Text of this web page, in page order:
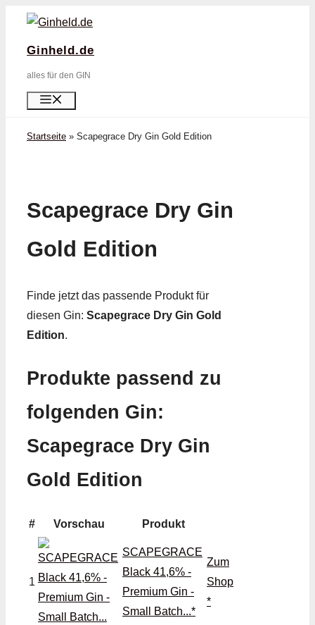
Zum
springen
Ginheld.de
alles für den GIN
Startseite » Scapegrace Dry Gin Gold Edition
Scapegrace Dry Gin
Gold Edition
Finde jetzt das passende Produkt für
diesen Gin: Scapegrace Dry Gin Gold
Edition.
Produkte passend zu
folgenden Gin:
Scapegrace Dry Gin
Gold Edition
# Vorschau Produkt
1
SCAPEGRACE
Black 41,6% -
Premium Gin -
Small Batch...*
Zum
Shop
*